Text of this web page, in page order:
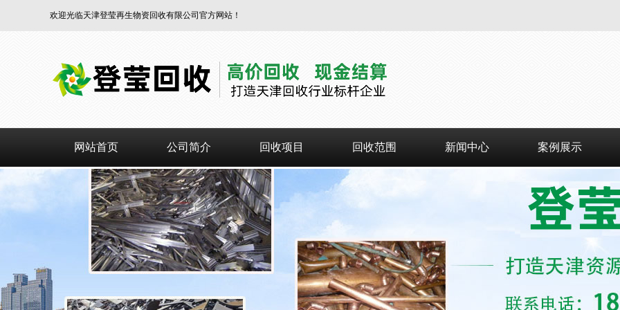
欢迎光临天津登莹再生物资回收有限公司官方网站！
网站首页 公司简介 回收项目 回收范围 新闻中心 案例展示